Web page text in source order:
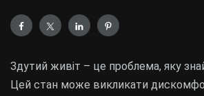
Здутий живіт – це проблема, яку
Цей стан може викликати